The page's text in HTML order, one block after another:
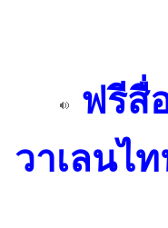
ฟรีสื่
วาเลนไ